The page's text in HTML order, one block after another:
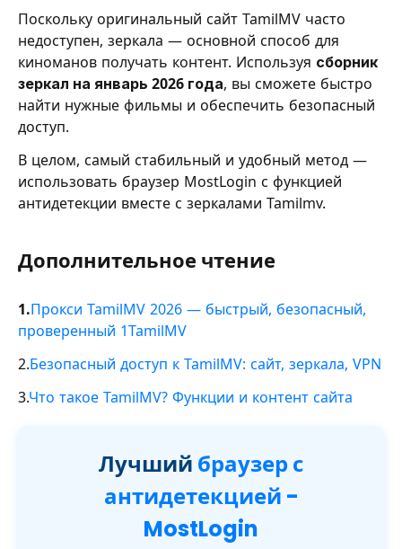
Поскольку оригинальный сайт TamilMV часто
недоступен, зеркала — основной способ для
киноманов получать контент. Используя сборник
зеркал на январь 2026 года, вы сможете быстро
найти нужные фильмы и обеспечить безопасный
доступ.
В целом, самый стабильный и удобный метод —
использовать браузер MostLogin с функцией
антидетекции вместе с зеркалами Tamilmv.
Дополнительное чтение
1.Прокси TamilMV 2026 — быстрый, безопасный,
проверенный 1TamilMV
2.Безопасный доступ к TamilMV: сайт, зеркала, VPN
3.Что такое TamilMV? Функции и контент сайта
Лучший браузер с
антидетекцией -
MostLogin